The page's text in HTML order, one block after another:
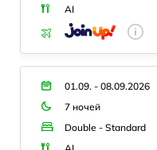
AI
01.09. - 08.09.2026
7 ночей
Double - Standard